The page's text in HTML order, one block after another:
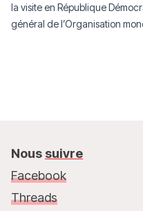
la visite en République
général de l’Organisation
Nous suivre
Facebook
Threads